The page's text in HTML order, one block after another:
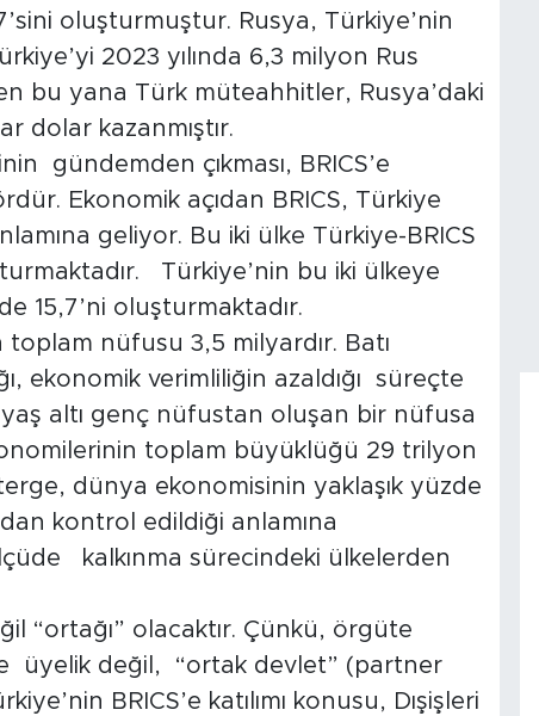
oluşturmuştur. Rusya, Türkiye’nin
2023 yılında 6,3 milyon Rus
bu yana Türk müteahhitler, Rusya’daki
dolar kazanmıştır.
gündemden çıkması, BRICS’e
Ekonomik açıdan BRICS, Türkiye
geliyor. Bu iki ülke Türkiye-BRICS
Türkiye’nin bu iki ülkeye
15,7’ni oluşturmaktadır.
nüfusu 3,5 milyardır. Batı
ekonomik verimliliğin azaldığı süreçte
altı genç nüfustan oluşan bir nüfusa
toplam büyüklüğü 29 trilyon
dünya ekonomisinin yaklaşık yüzde
kontrol edildiği anlamına
kalkınma sürecindeki ülkelerden
“ortağı” olacaktır. Çünkü, örgüte
üyelik değil, “ortak devlet” (partner
BRICS’e katılımı konusu, Dışişleri